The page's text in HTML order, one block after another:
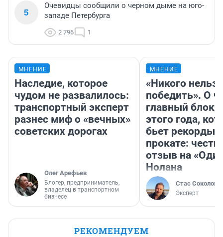
5
Очевидцы сообщили о черном дыме на юго-
западе Петербурга
2 796 1
МНЕНИЕ
Наследие, которое
чудом не развалилось:
транспортный эксперт
разнес миф о «вечных»
советских дорогах
Олег Арефьев
Блогер, предприниматель,
владелец в транспортном
бизнесе
МНЕНИЕ
«Никого нельзя
победить». О
главный
этого года,
бьет рекорды в
прокате:
отзыв на
Нолана
Стас Соколов
Эксперт
РЕКОМЕНДУЕМ